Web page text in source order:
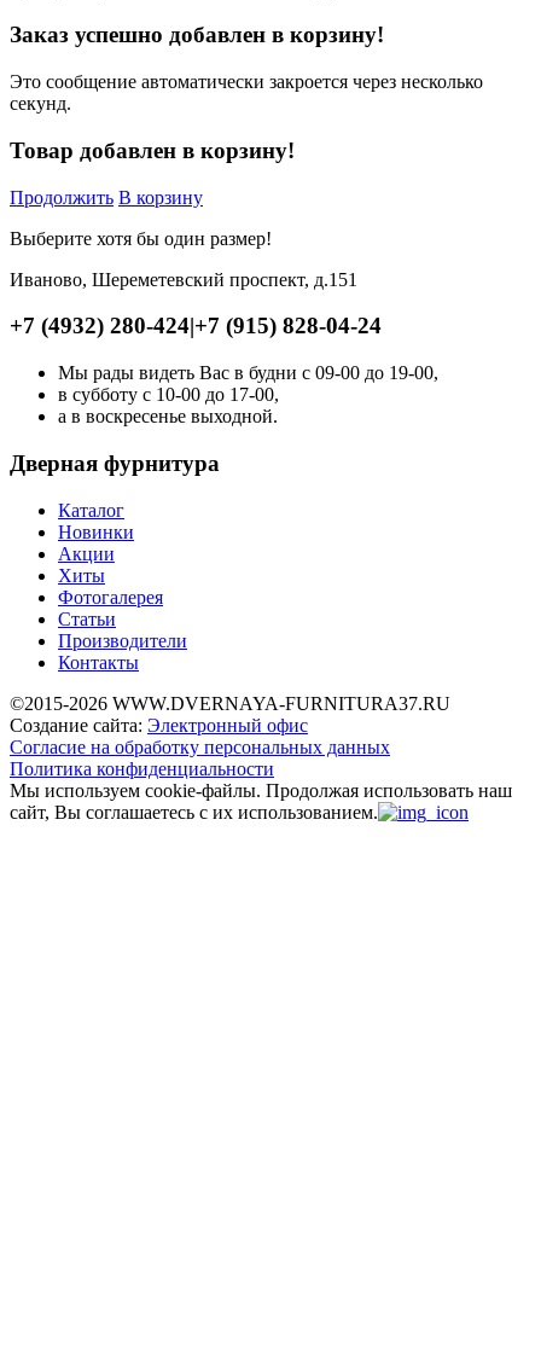
Заказ успешно добавлен в корзину!
Это сообщение автоматически закроется через несколько
секунд.
Товар добавлен в корзину!
Продолжить В корзину
Выберите хотя бы один размер!
Иваново, Шереметевский проспект, д.151
+7 (4932) 280-424|+7 (915) 828-04-24
Мы рады видеть Вас в будни с 09-00 до 19-00,
в субботу с 10-00 до 17-00,
а в воскресенье выходной.
Дверная фурнитура
Каталог
Новинки
Акции
Хиты
Фотогалерея
Статьи
Производители
Контакты
©2015-2026 WWW.DVERNAYA-FURNITURA37.RU
Создание сайта: Электронный офис
Согласие на обработку персональных данных
Политика конфиденциальности
Мы используем cookie-файлы. Продолжая использовать наш
сайт, Вы соглашаетесь с их использованием.